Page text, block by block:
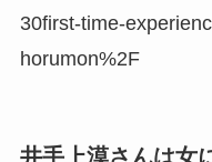
30first-time-
horumon%2F
井手上漠さんは女